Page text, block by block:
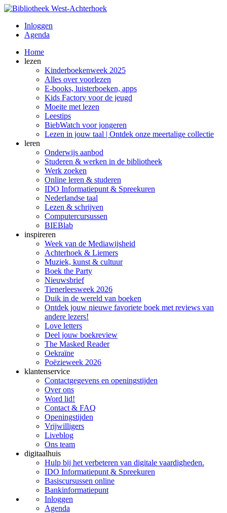
Inloggen
Agenda
Home
lezen
Kinderboekenweek 2025
Alles over voorlezen
E-books, luisterboeken, apps
Kids Factory voor de jeugd
Moeite met lezen
Leestips
BiebWatch voor jongeren
Lezen in jouw taal | Ontdek onze meertalige collectie
leren
Onderwijs aanbod
Studeren & werken in de bibliotheek
Werk zoeken
Online leren & studeren
IDO Informatiepunt & Spreekuren
Nederlandse taal
Lezen & schrijven
Computercursussen
BIEBlab
inspireren
Week van de Mediawijsheid
Achterhoek & Liemers
Muziek, kunst & cultuur
Boek the Party
Nieuwsbrief
Tienerleesweek 2026
Duik in de wereld van boeken
Ontdek jouw nieuwe favoriete boek met reviews van
andere lezers!
Love letters
Deel jouw boekreview
The Masked Reader
Oekraïne
Poëzieweek 2026
klantenservice
Contactgegevens en openingstijden
Over ons
Word lid!
Contact & FAQ
Openingstijden
Vrijwilligers
Liveblog
Ons team
digitaalhuis
Hulp bij het verbeteren van digitale vaardigheden.
IDO Informatiepunt & Spreekuren
Basiscursussen online
Bankinformatiepunt
Inloggen
Agenda